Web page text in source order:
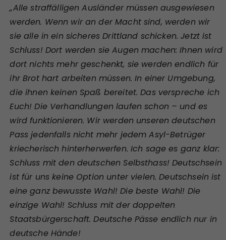
„Alle straffälligen Ausländer müssen ausgewiesen
werden. Wenn wir an der Macht sind, werden wir
sie alle in ein sicheres Drittland schicken. Jetzt ist
Schluss! Dort werden sie Augen machen: Ihnen wird
dort nichts mehr geschenkt, sie werden endlich für
ihr Brot hart arbeiten müssen. In einer Umgebung,
die ihnen keinen Spaß bereitet. Das verspreche ich
Euch! Die Verhandlungen laufen schon – und es
wird funktionieren. Wir werden unseren deutschen
Pass jedenfalls nicht mehr jedem Asyl-Betrüger
kriecherisch hinterherwerfen. Ich sage es ganz klar:
Schluss mit den deutschen Selbsthass! Deutschsein
ist für uns keine Option unter vielen. Deutschsein ist
eine ganz bewusste Wahl! Die beste Wahl! Die
einzige Wahl! Schluss mit der doppelten
Staatsbürgerschaft. Deutsche Pässe endlich nur in
deutsche Hände!